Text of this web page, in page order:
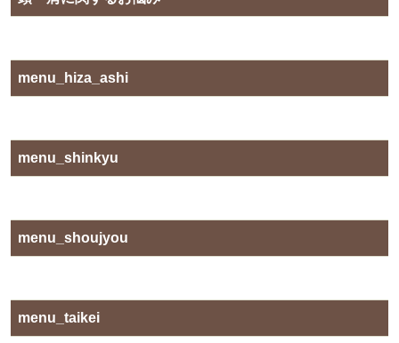
menu_hiza_ashi
menu_shinkyu
menu_shoujyou
menu_taikei